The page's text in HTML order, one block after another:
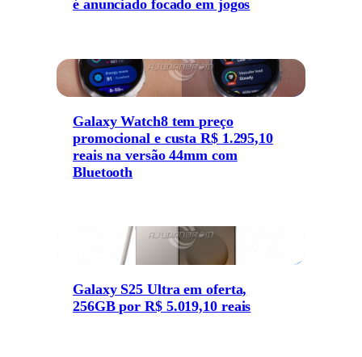
é anunciado focado em jogos
Galaxy Watch8 tem preço
promocional e custa R$ 1.295,10
reais na versão 44mm com
Bluetooth
Galaxy S25 Ultra em oferta,
256GB por R$ 5.019,10 reais